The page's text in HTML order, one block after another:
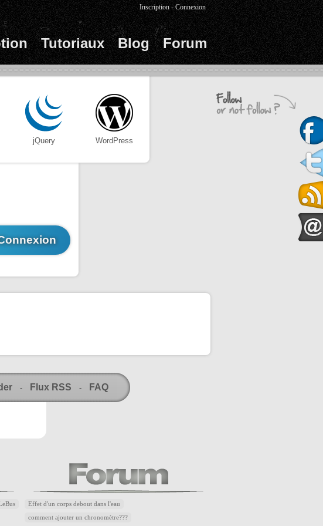
Tutoriaux Blog Forum
Inscription -Connexion
jQuery WordPress
- Flux RSS - FAQ
Effet d'un corps debout dans l'eau
comment ajouter un chronomètre???